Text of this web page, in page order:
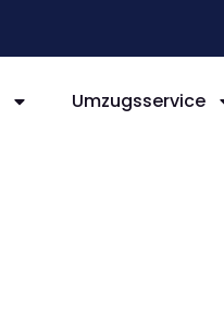
Umzugsservice